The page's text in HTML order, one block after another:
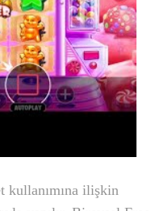
kullanımına ilişkin